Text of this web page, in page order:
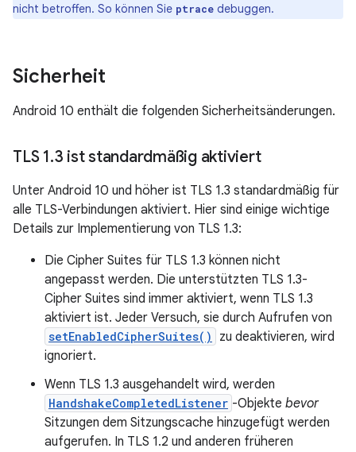
nicht betroffen. So können Sie ptrace debuggen.
Sicherheit
Android 10 enthält die folgenden Sicherheitsänderungen.
TLS 1.3 ist standardmäßig aktiviert
Unter Android 10 und höher ist TLS 1.3 standardmäßig für
alle TLS-Verbindungen aktiviert. Hier sind einige wichtige
Details zur Implementierung von TLS 1.3:
Die Cipher Suites für TLS 1.3 können nicht
angepasst werden. Die unterstützten TLS 1.3-
Cipher Suites sind immer aktiviert, wenn TLS 1.3
aktiviert ist. Jeder Versuch, sie durch Aufrufen von
setEnabledCipherSuites()
zu deaktivieren, wird
ignoriert.
Wenn TLS 1.3 ausgehandelt wird, werden
HandshakeCompletedListener -Objekte bevor
Sitzungen dem Sitzungscache hinzugefügt werden
aufgerufen. In TLS 1.2 und anderen früheren